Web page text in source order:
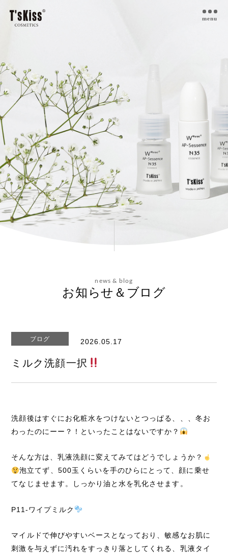
私たちのプラセンタ
開発インタビュー
商品一覧
取扱ご検討サロン様へ
お取扱サロン
お知らせ・ブログ
会社概要
お問い合わせ
menu
news & blog
お知らせ＆ブログ
ブログ 2026.05.17
ミルク洗顔一択
洗顔後はすぐにお化粧水をつけないとつっぱる、、、冬お
わったのにーー？！といったことはないですか？
そんな方は、乳液洗顔に変えてみてはどうでしょうか？
泡立てず、500玉くらいを手のひらにとって、顔に乗せ
てなじませます。しっかり油と水を乳化させます。
P11-ワイプミルク
マイルドで伸びやすいベースとなっており、敏感なお肌に
刺激を与えずに汚れをすっきり落としてくれる、乳液タイ